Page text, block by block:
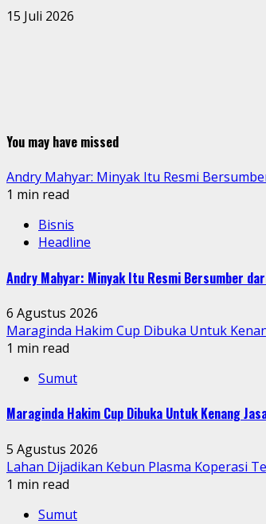
15 Juli 2026
You may have missed
Andry Mahyar: Minyak Itu Resmi
1 min read
Bisnis
Headline
Andry Mahyar: Minyak Itu Resmi Bersumber
6 Agustus 2026
Maraginda Hakim Cup Dibuka Untuk
1 min read
Sumut
Maraginda Hakim Cup Dibuka Untuk Kenang
5 Agustus 2026
Lahan Dijadikan Kebun Plasma Koperasi
1 min read
Sumut